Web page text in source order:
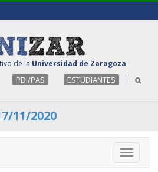
de la Universidad de Zaragoza
PDI/PAS ESTUDIANTES
11/2020
Toggle